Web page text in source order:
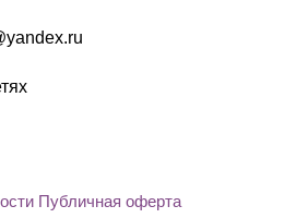
Публичная оферта